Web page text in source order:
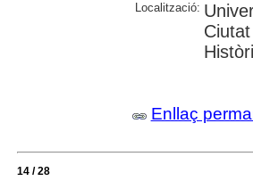
Localització:
Enllaç
14 / 28